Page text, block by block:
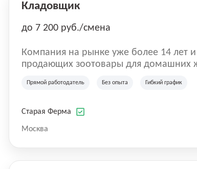
Кладовщик
до 7 200 руб./смена
Компания на рынке уже более 14 лет
продающих зоотовары для домашних
крупнейших маркетплейсах России
товаров по всей территории России и
SKU, премиальные бренды кормов и
Прямой работодатель Без опыта Гибкий график
Старая Ферма
Москва